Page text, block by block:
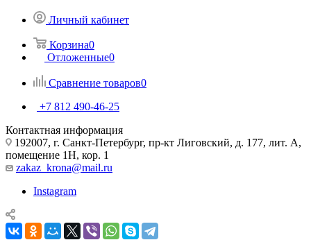
Личный кабинет
Корзина0
Отложенные0
Сравнение товаров0
+7 812 490-46-25
Контактная информация
192007, г. Санкт-Петербург, пр-кт Лиговский, д. 177, лит. А,
помещение 1Н, кор. 1
zakaz_krona@mail.ru
Instagram